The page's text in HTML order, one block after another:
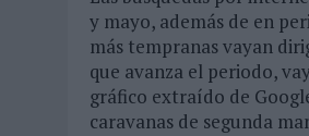
y mayo, además de en
más tempranas vayan
que avanza el periodo,
gráfico extraído de
caravanas de segunda